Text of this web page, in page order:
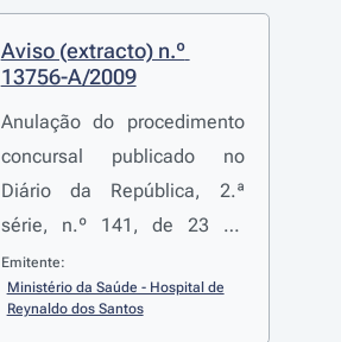
Aviso (extracto) n.º
13756-A/2009
Anulação do procedimento
concursal publicado no
Diário da República, 2.ª
série, n.º 141, de 23 de
Julho de 2009, através do
aviso n.º 13016/2009
Emitente:
Ministério da Saúde - Hospital de
Reynaldo dos Santos